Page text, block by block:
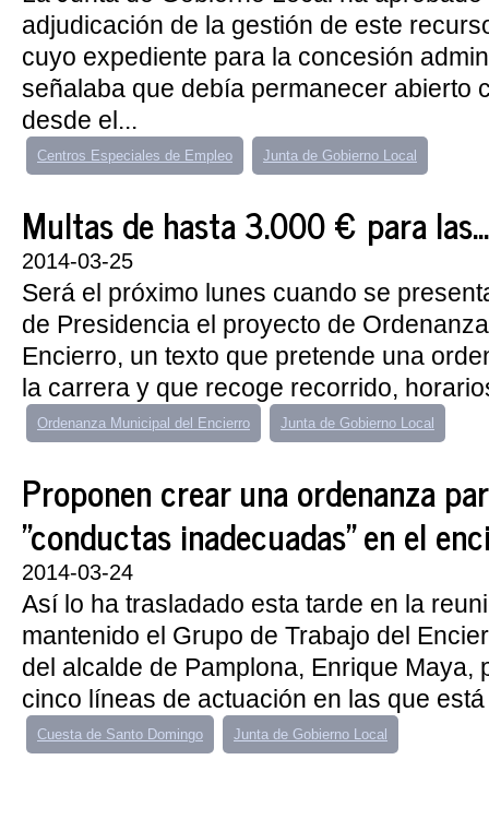
adjudicación de la gestión de este
cuyo expediente para la concesión
señalaba que debía permanecer abierto
desde el...
Centros Especiales de Empleo Junta de Gobierno Local
Multas de hasta 3.000 € para las...
2014-03-25
Será el próximo lunes cuando se
de Presidencia el proyecto de
Encierro, un texto que pretende una
la carrera y que recoge recorrido,
Ordenanza Municipal del Encierro Junta de Gobierno Local
Proponen crear una ordenanza
"conductas inadecuadas" en el
2014-03-24
Así lo ha trasladado esta tarde en la
mantenido el Grupo de Trabajo del
del alcalde de Pamplona, Enrique Maya,
cinco líneas de actuación en las que
Cuesta de Santo Domingo Junta de Gobierno Local